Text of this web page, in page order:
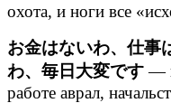
охота, и ноги все
お金はないわ、仕事
わ、毎日大変です—
работе аврал,